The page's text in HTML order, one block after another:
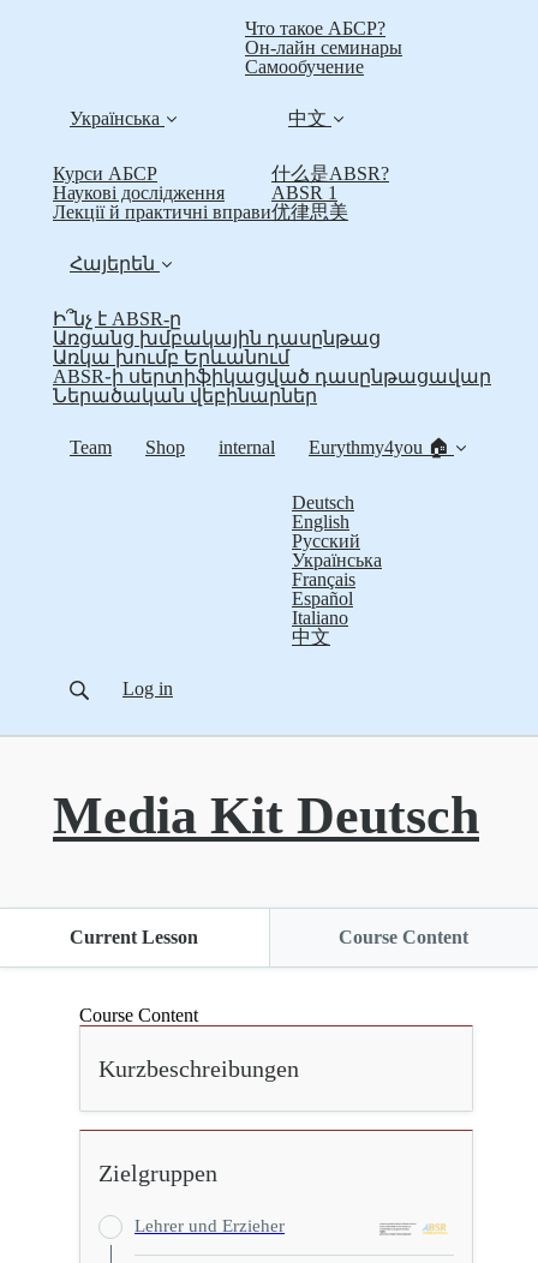
Что такое АБСР?
Он-лайн семинары
Самообучение
Українська
Курси АБСР
Наукові дослідження
Лекції й практичні вправи
中文
什么是ABSR?
ABSR 1
优律思美
Հայերեն
Ի՞նչ է ABSR-ը
Առցանց խմբակային դասընթաց
Առկա խումբ Երևանում
ABSR֊ի սերտիֆիկացված դասընթացավար
Ներածական վեբինարներ
Team Shop internal Eurythmy4you 🏠
Deutsch
English
Русский
Українська
Français
Español
Italiano
中文
Log in
Media Kit Deutsch
Current Lesson Course Content
Course Content
Kurzbeschreibungen
Zielgruppen
Lehrer und Erzieher